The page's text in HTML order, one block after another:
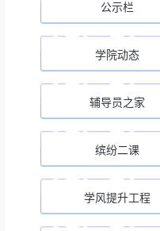
公示栏
学院动态
辅导员之家
缤纷二课
学风提升工程